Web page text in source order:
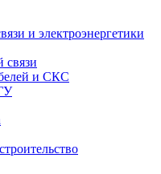
и электроэнергетики
связи
и СКС